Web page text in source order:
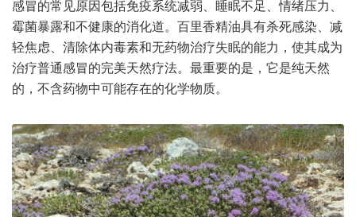
感冒的常见原因包括免疫系统减弱、睡眠不足、情绪压力、
霉菌暴露和不健康的消化道。百里香精油具有杀死感染、减
轻焦虑、清除体内毒素和无药物治疗失眠的能力，使其成为
治疗普通感冒的完美天然疗法。最重要的是，它是纯天然
的，不含药物中可能存在的化学物质。